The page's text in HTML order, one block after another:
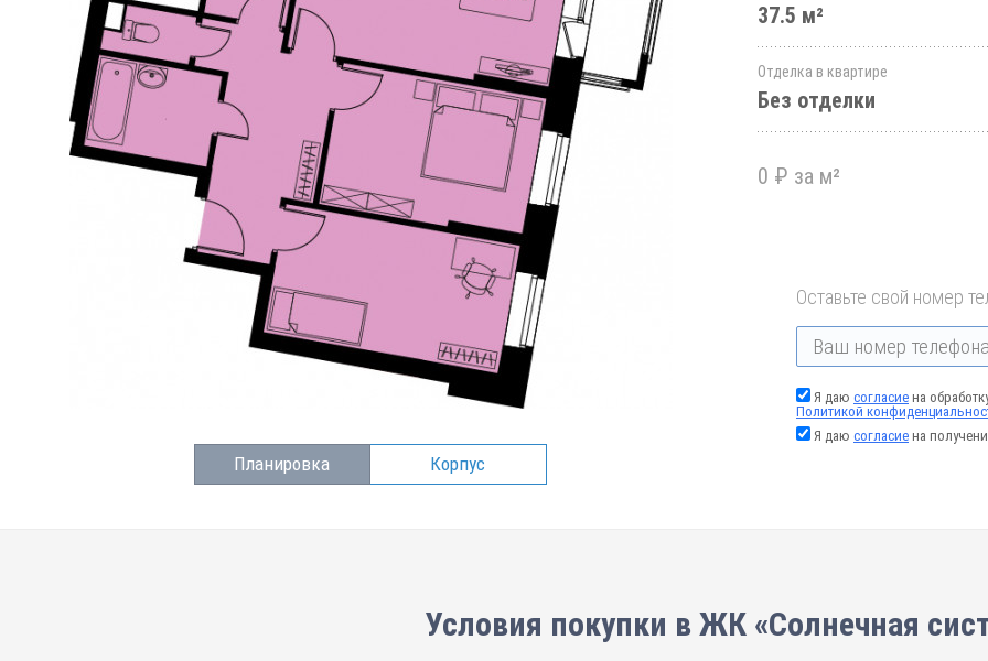
Планировка Корпус
37.5 м²
Отделка в квартире
Без отделки
0 ₽ за м²
Оставьте свой номер
Я даю согласие на
Политикой
Я даю согласие на
Условия покупки в ЖК «Солнечная